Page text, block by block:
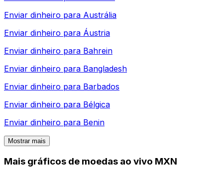
Enviar dinheiro para Austrália
Enviar dinheiro para Áustria
Enviar dinheiro para Bahrein
Enviar dinheiro para Bangladesh
Enviar dinheiro para Barbados
Enviar dinheiro para Bélgica
Enviar dinheiro para Benin
Mostrar mais
Mais gráficos de moedas ao vivo MXN